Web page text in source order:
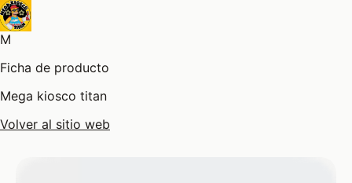
M
Ficha de producto
Mega kiosco titan
Volver al sitio web